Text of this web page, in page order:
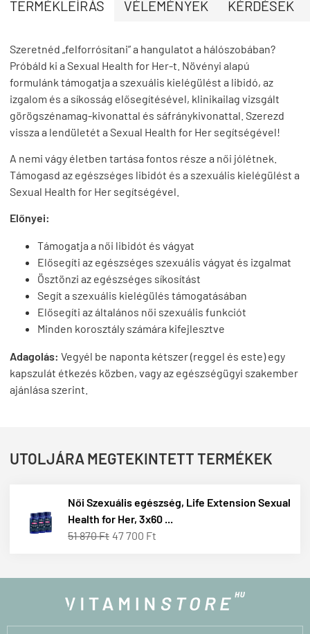
TERMÉKLEÍRÁS VÉLEMÉNYEK KÉRDÉSEK
Szeretnéd „felforrósítani” a hangulatot a hálószobában?
Próbáld ki a Sexual Health for Her-t. Növényi alapú
formulánk támogatja a szexuális kielégülést a libidó, az
izgalom és a síkosság elősegítésével, klinikailag vizsgált
görögszénamag-kivonattal és sáfránykivonattal. Szerezd
vissza a lendületét a Sexual Health for Her segítségével!
A nemi vágy életben tartása fontos része a női jólétnek.
Támogasd az egészséges libidót és a szexuális kielégülést a
Sexual Health for Her segítségével.
Előnyei:
Támogatja a női libidót és vágyat
Elősegíti az egészséges szexuális vágyat és izgalmat
Ösztönzi az egészséges síkosítást
Segít a szexuális kielégülés támogatásában
Elősegíti az általános női szexuális funkciót
Minden korosztály számára kifejlesztve
Adagolás: Vegyél be naponta kétszer (reggel és este) egy
kapszulát étkezés közben, vagy az egészségügyi szakember
ajánlása szerint.
UTOLJÁRA MEGTEKINTETT TERMÉKEK
Női Szexuális egészség, Life Extension Sexual
Health for Her, 3x60 ...
51 870 Ft 47 700 Ft